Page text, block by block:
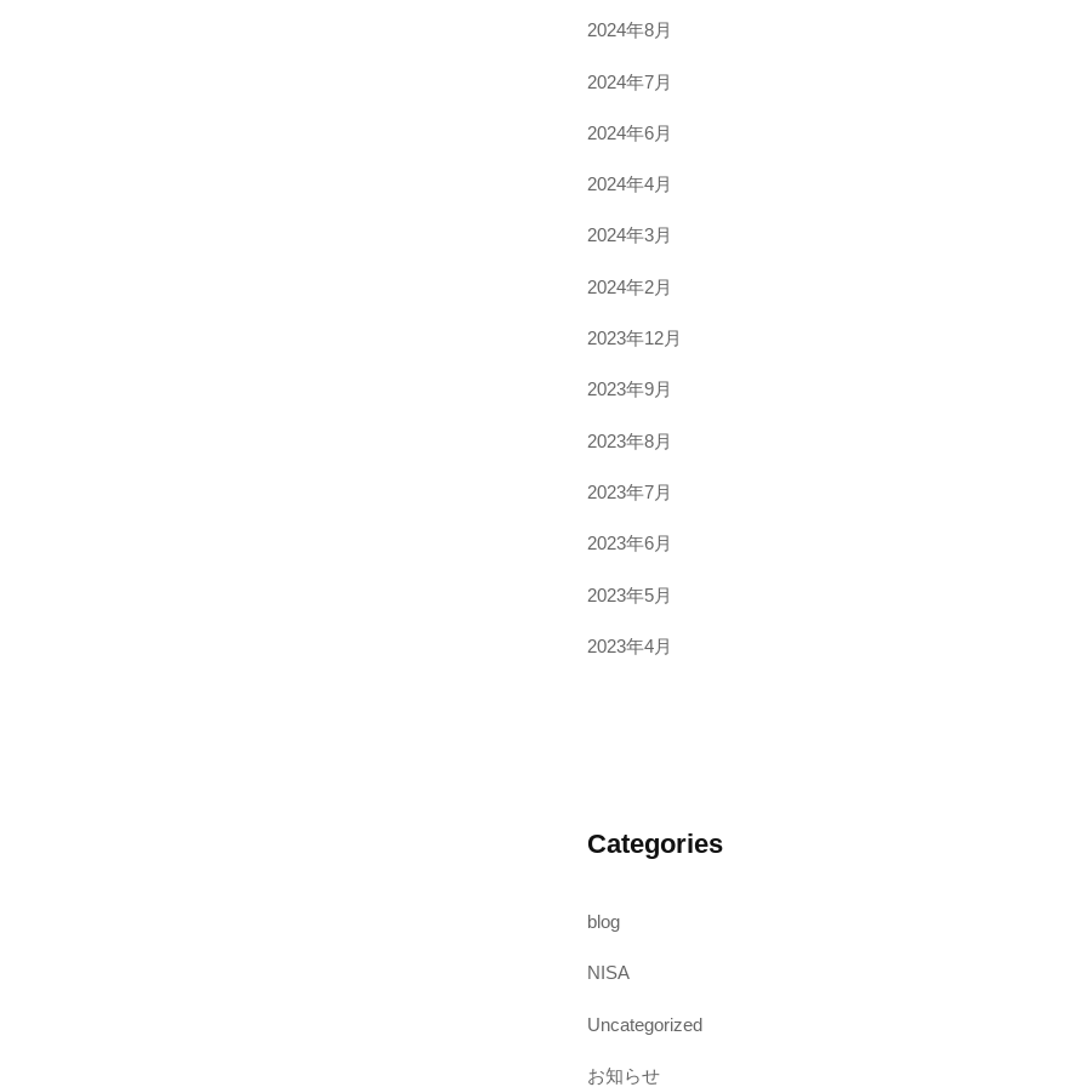
2024年8月
2024年7月
2024年6月
2024年4月
2024年3月
2024年2月
2023年12月
2023年9月
2023年8月
2023年7月
2023年6月
2023年5月
2023年4月
Categories
blog
NISA
Uncategorized
お知らせ